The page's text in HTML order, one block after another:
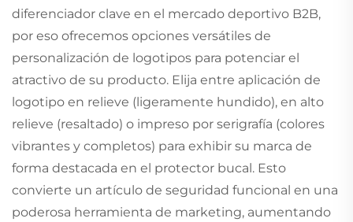
diferenciador clave en el mercado deportivo B2B,
por eso ofrecemos opciones versátiles de
personalización de logotipos para potenciar el
atractivo de su producto. Elija entre aplicación de
logotipo en relieve (ligeramente hundido), en alto
relieve (resaltado) o impreso por serigrafía (colores
vibrantes y completos) para exhibir su marca de
forma destacada en el protector bucal. Esto
convierte un artículo de seguridad funcional en una
poderosa herramienta de marketing, aumentando